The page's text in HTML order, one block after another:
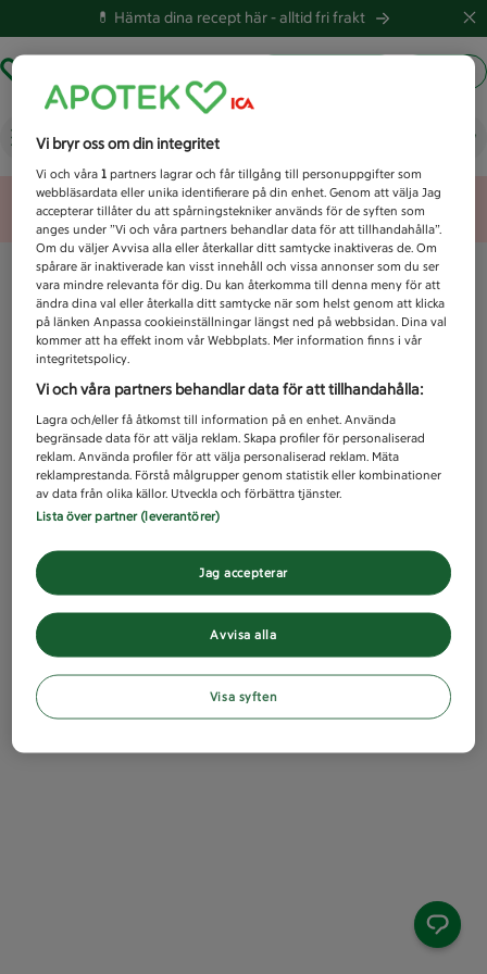
💊 Hämta dina recept här -alltid fri frakt
Vad letar du efter idag?
Unknown error
Vi bryr oss om din integritet
Vi och våra1 partners lagrar och får tillgång till personuppgifter som
webbläsardata eller unika identifierare på din enhet. Genom att välja Jag
accepterar tillåter du att spårningstekniker används för de syften som
anges under ”Vi och våra partners behandlar data för att tillhandahålla”.
Om du väljer Avvisa alla eller återkallar ditt samtycke inaktiveras de. Om
spårare är inaktiverade kan visst innehåll och vissa annonser som du ser
vara mindre relevanta för dig. Du kan återkomma till denna meny för att
ändra dina val eller återkalla ditt samtycke när som helst genom att klicka
på länken Anpassa cookieinställningar längst ned på webbsidan. Dina val
kommer att ha effekt inom vår Webbplats. Mer information finns i vår
integritetspolicy.
Vi och våra partners behandlar data för att tillhandahålla:
Lagra och/eller få åtkomst till information på en enhet. Använda
begränsade data för att välja reklam. Skapa profiler för personaliserad
reklam. Använda profiler för att välja personaliserad reklam. Mäta
reklamprestanda. Förstå målgrupper genom statistik eller kombinationer
av data från olika källor. Utveckla och förbättra tjänster.
Lista över partner (leverantörer)
Avvisa alla
Jag accepterar
Visa syften